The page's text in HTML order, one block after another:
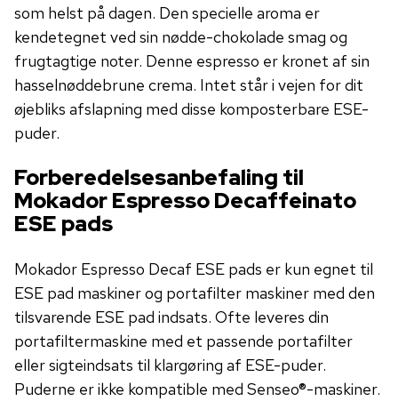
som helst på dagen. Den specielle aroma er
kendetegnet ved sin nødde-chokolade smag og
frugtagtige noter. Denne espresso er kronet af sin
hasselnøddebrune crema. Intet står i vejen for dit
øjebliks afslapning med disse komposterbare ESE-
puder.
Forberedelsesanbefaling til
Mokador Espresso Decaffeinato
ESE pads
Mokador Espresso Decaf ESE pads er kun egnet til
ESE pad maskiner og portafilter maskiner med den
tilsvarende ESE pad indsats. Ofte leveres din
portafiltermaskine med et passende portafilter
eller sigteindsats til klargøring af ESE-puder.
Puderne er ikke kompatible med Senseo®-maskiner.